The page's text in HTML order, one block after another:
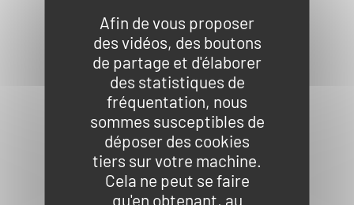
d'information
Espace Presse
Livre d'or
Aucun résultat ne correspond à votre recherche.
Afin de vous proposer
des vidéos, des boutons
de partage et d'élaborer
des statistiques de
fréquentation, nous
sommes susceptibles de
déposer des cookies
tiers sur votre machine.
Cela ne peut se faire
qu'en obtenant, au